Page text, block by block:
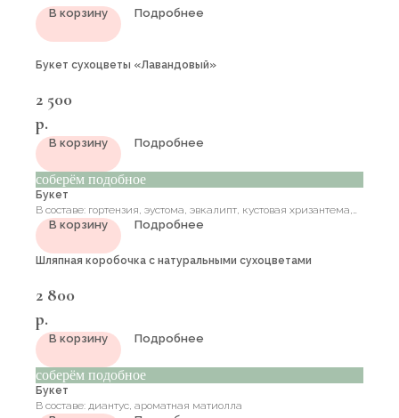
В корзину Подробнее
Букет сухоцветы «Лавандовый»
2 500
р.
В корзину Подробнее
соберём подобное
Букет
В составе: гортензия, эустома, эвкалипт, кустовая хризантема,
кустовая роза, ранункулюс, матиолла
В корзину Подробнее
Шляпная коробочка с натуральными сухоцветами
2 800
р.
В корзину Подробнее
соберём подобное
Букет
В составе: диантус, ароматная матиолла